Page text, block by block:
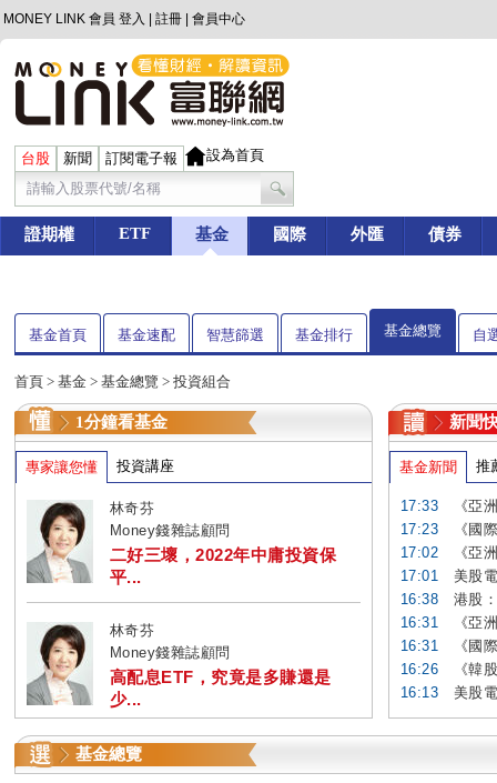
MONEY LINK 會員 登入 註冊 會員中心
台股 新聞 訂閱電子報 設為首頁
證期權 ETF 基金 國際 外匯 債券
基金首頁 基金速配 智慧篩選 基金排行 基金總覽 自
首頁 > 基金 > 基金總覽 > 投資組合
1分鐘看基金
專家讓您懂 投資講座
林奇芬
Money錢雜誌顧問
二好三壞，2022年中庸投資保
平...
林奇芬
Money錢雜誌顧問
高配息ETF，究竟是多賺還是
少...
新聞
基金新聞 推
17:33
《亞
17:23
《國
17:02
《亞
17:01
美股
16:38
港股
16:31
《亞
16:31
《國
16:26
《韓
16:13
美股
基金總覽